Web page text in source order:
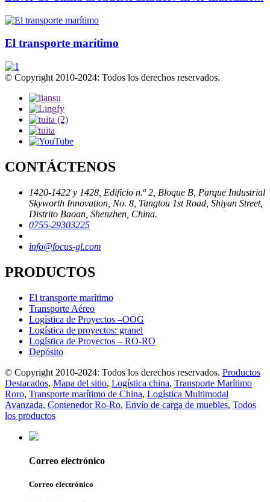
El transporte marítimo
© Copyright 2010-2024: Todos los derechos reservados.
CONTÁCTENOS
1420-1422 y 1428, Edificio n.º 2, Bloque B, Parque Industrial
Skyworth Innovation, No. 8, Tangtou 1st Road, Shiyan Street,
Distrito Baoan, Shenzhen, China.
0755-29303225
info@focus-gl.com
PRODUCTOS
El transporte marítimo
Transporte Aéreo
Logística de Proyectos –OOG
Logística de proyectos: granel
Logística de Proyectos – RO-RO
Depósito
© Copyright 2010-2024: Todos los derechos reservados. Productos
Destacados, Mapa del sitio, Logística china, Transporte Marítimo
Roro, Transporte marítimo de China, Logística Multimodal
Avanzada, Contenedor Ro-Ro, Envío de carga de muebles, Todos
los productos
Correo electrónico
Correo electrónico